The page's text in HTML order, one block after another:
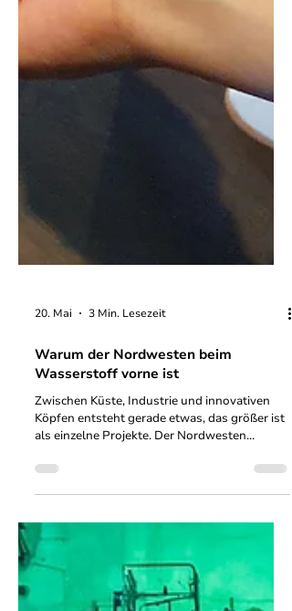
Warum der Nordwesten beim
Wasserstoff vorne ist